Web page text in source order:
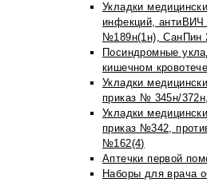
Укладки
инфекций, антиВИЧ
№189н(1н), СанПин
Посиндромные
кишечном
Укладки
приказ № 345н/
Укладки
приказ №342,
№162(4)
Аптечки первой
Наборы для врача